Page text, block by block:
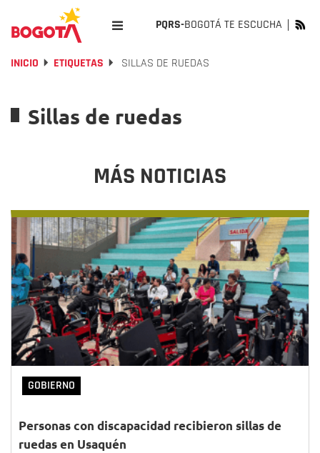
PQRS-BOGOTÁ TE ESCUCHA
INICIO ETIQUETAS SILLAS DE RUEDAS
Sillas de ruedas
MÁS NOTICIAS
GOBIERNO
Personas con discapacidad recibieron sillas de
ruedas en Usaquén